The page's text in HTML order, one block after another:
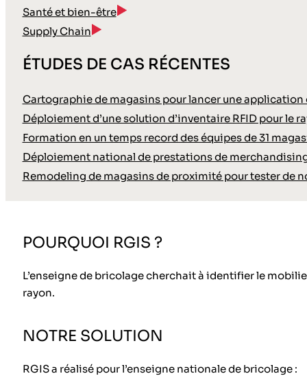
Santé et bien-être
Supply Chain
ÉTUDES DE CAS RÉCENTES
Cartographie de magasins pour lancer une
Déploiement d’une solution d’inventaire RFID pour le
Formation en un temps record des équipes de 31
Déploiement national de prestations de
Remodeling de magasins de proximité pour tester de
POURQUOI RGIS ?
L’enseigne de bricolage cherchait à identifier le
rayon.
NOTRE SOLUTION
RGIS a réalisé pour l’enseigne nationale de bricolage :